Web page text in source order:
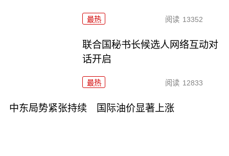
最热 阅读 13352
联合国秘书长候选人网络互动对
话开启
最热 阅读 12833
中东局势紧张持续 国际油价显著上涨